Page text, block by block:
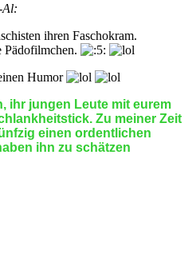
Al:
ihren Faschokram.
Humor
ihr jungen Leute mit eurem
Zu meiner Zeit
einen ordentlichen
ihn zu schätzen